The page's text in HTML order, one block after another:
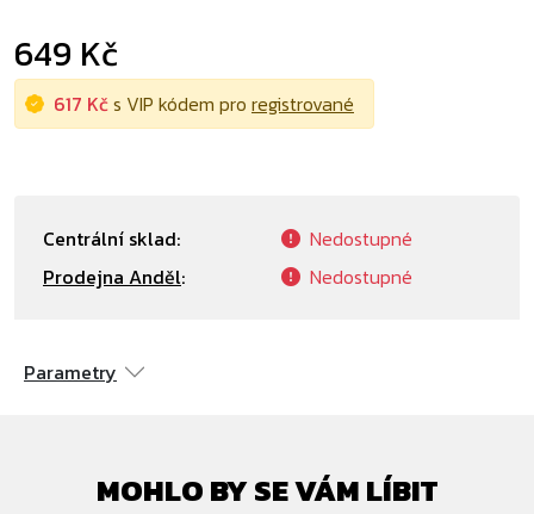
649 Kč
617 Kčs VIP kódem pro registrované
Centrální sklad:
Nedostupné
Prodejna Anděl: Nedostupné
Parametry
MOHLO BY SE VÁM LÍBIT